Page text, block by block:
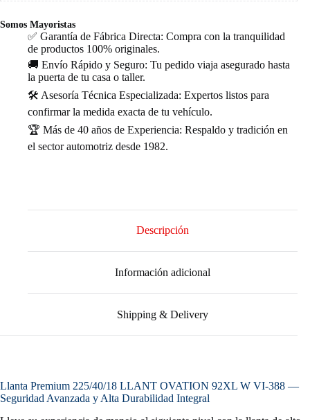
Somos Mayoristas
✅ Garantía de Fábrica Directa: Compra con la tranquilidad
de productos 100% originales.
🚚 Envío Rápido y Seguro: Tu pedido viaja asegurado hasta
la puerta de tu casa o taller.
🛠️ Asesoría Técnica Especializada: Expertos listos para
confirmar la medida exacta de tu vehículo.
🏆 Más de 40 años de Experiencia: Respaldo y tradición en
el sector automotriz desde 1982.
Descripción
Información adicional
Shipping & Delivery
Llanta Premium 225/40/18 LLANT OVATION 92XL W VI-388 —
Seguridad Avanzada y Alta Durabilidad Integral